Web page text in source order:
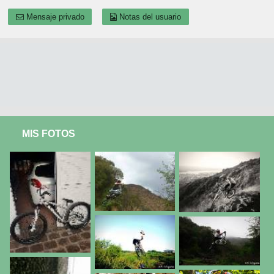
Mensaje privado Notas del usuario
MIS FOTOS